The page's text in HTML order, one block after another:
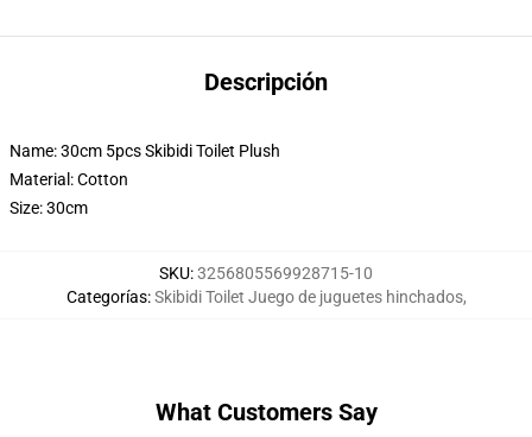
Descripción
Name: 30cm 5pcs Skibidi Toilet Plush
Material: Cotton
Size: 30cm
SKU:3256805569928715-10
Categorías:Skibidi Toilet Juego de juguetes hinchados,
What Customers Say